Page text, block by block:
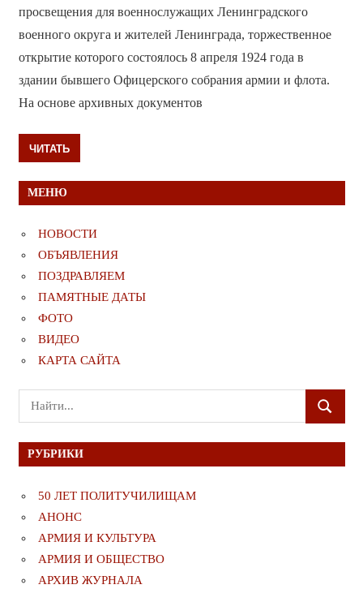
просвещения для военнослужащих Ленинградского
военного округа и жителей Ленинграда, торжественное
открытие которого состоялось 8 апреля 1924 года в
здании бывшего Офицерского собрания армии и флота.
На основе архивных документов
ЧИТАТЬ
МЕНЮ
НОВОСТИ
ОБЪЯВЛЕНИЯ
ПОЗДРАВЛЯЕМ
ПАМЯТНЫЕ ДАТЫ
ФОТО
ВИДЕО
КАРТА САЙТА
Поиск
для:
ПОИСК
РУБРИКИ
50 ЛЕТ ПОЛИТУЧИЛИЩАМ
АНОНС
АРМИЯ И КУЛЬТУРА
АРМИЯ И ОБЩЕСТВО
АРХИВ ЖУРНАЛА